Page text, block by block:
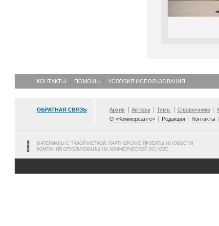
КОНТАКТЫ ПОМОЩЬ УСЛОВИЯ ИСПОЛЬЗОВАНИЯ
ОБРАТНАЯ СВЯЗЬ Архив Авторы Темы Справочники
О «Коммерсанте»
Редакция Контакты
МАТЕРИАЛЫ С ТАКОЙ МЕТКОЙ, ПАРТНЕРСКИЕ ПРОЕКТЫ И НОВОСТИ
КОМПАНИЙ ОПУБЛИКОВАНЫ НА КОММЕРЧЕСКОЙ ОСНОВЕ